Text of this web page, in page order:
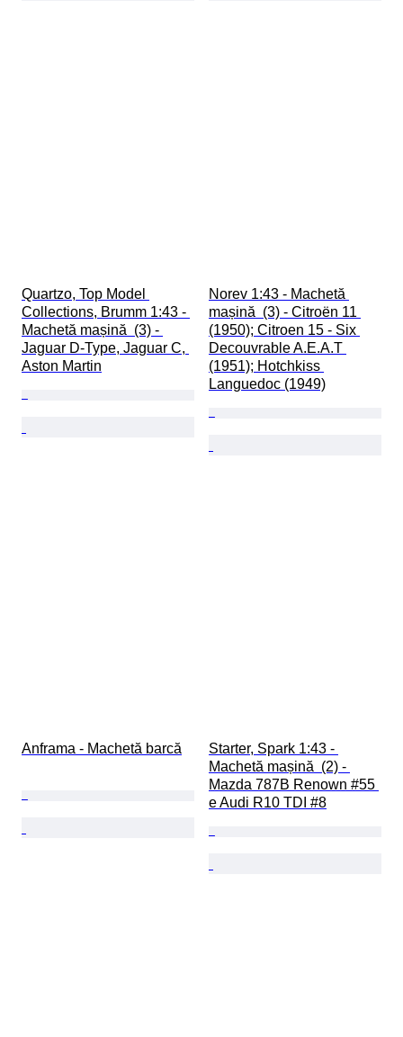
Quartzo, Top Model
Collections, Brumm 1:43 -
Machetă mașină  (3) -
Jaguar D-Type, Jaguar C,
Aston Martin
Norev 1:43 - Machetă
mașină  (3) - Citroën 11
(1950); Citroen 15 - Six
Decouvrable A.E.A.T
(1951); Hotchkiss
Languedoc (1949)
Anframa - Machetă barcă
Starter, Spark 1:43 -
Machetă mașină  (2) -
Mazda 787B Renown #55
e Audi R10 TDI #8